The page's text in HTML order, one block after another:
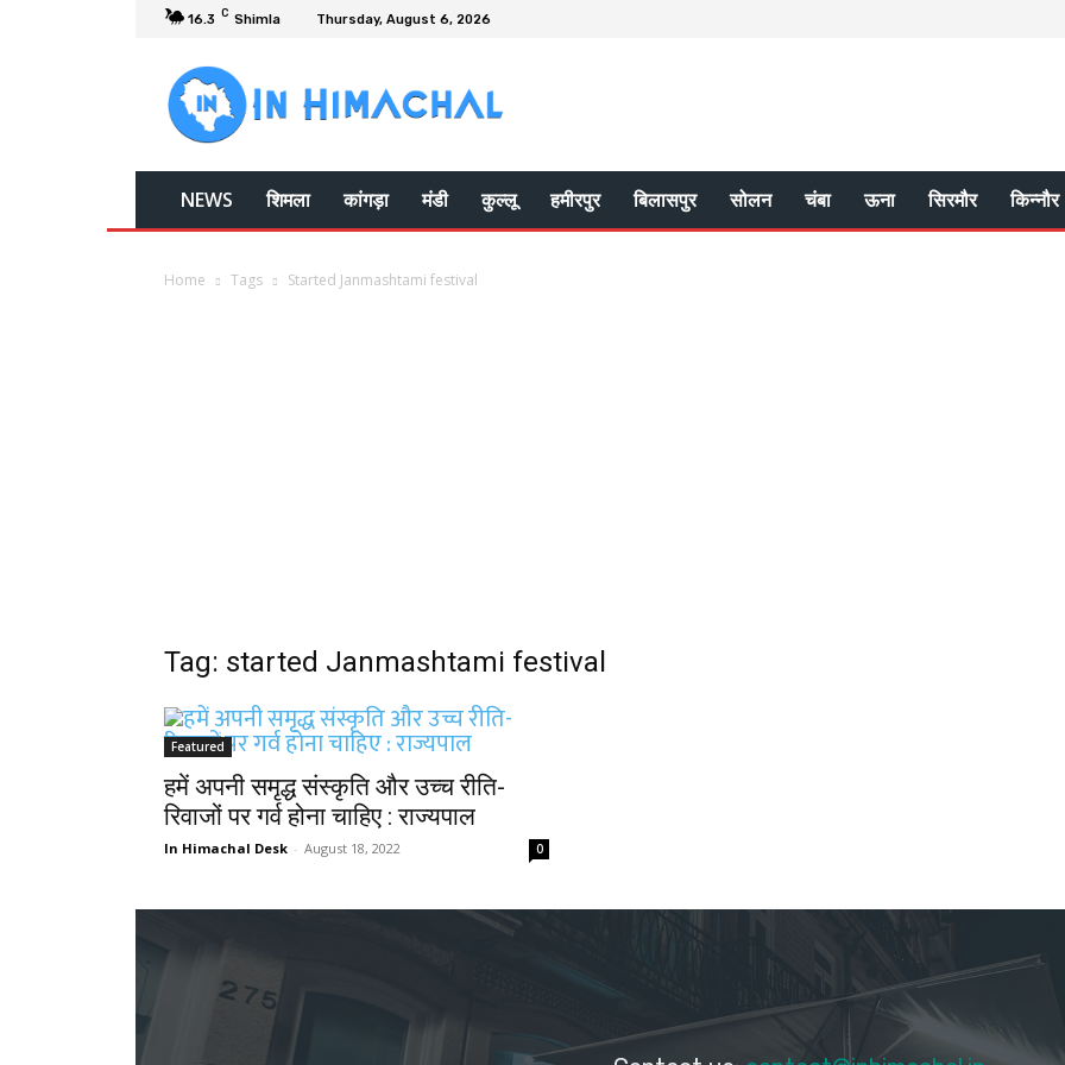
16.3 C Shimla Thursday, August 6, 2026
NEWS शिमला कांगड़ा मंडी कुल्लू हमीरपुर बिलासपुर सोलन चंबा ऊना सिरमौर किन्नौर
Home Tags Started Janmashtami festival
Tag: started Janmashtami festival
Featured
हमें अपनी समृद्ध संस्कृति और उच्च रीति-
रिवाजों पर गर्व होना चाहिए : राज्यपाल
In Himachal Desk - August 18, 2022 0